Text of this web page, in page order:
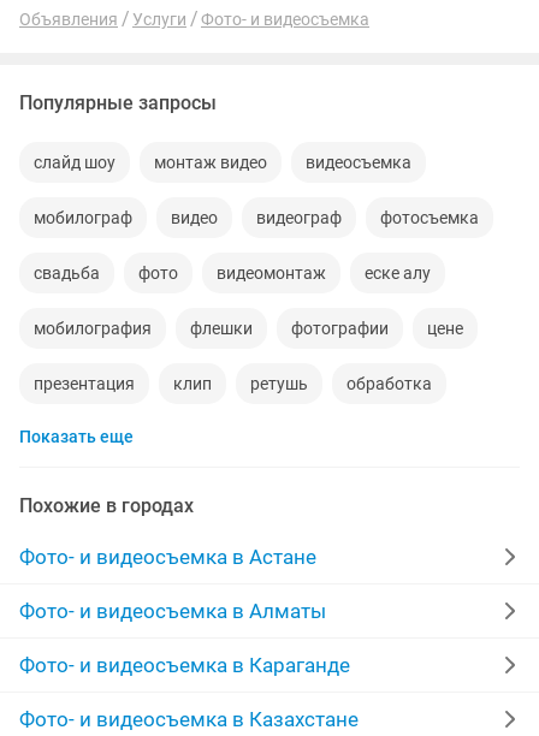
Объявления Услуги Фото- и видеосъемка
Популярные запросы
слайд шоу монтаж видео видеосъемка
мобилограф видео видеограф фотосъемка
свадьба фото видеомонтаж еске алу
мобилография флешки фотографии цене
презентация клип ретушь обработка
фотошоп
ролики фильмы мобилограф для
реставрация фото дрон мобилографа
на не полный love story видеокассеты
распечатки фото видео русский казахский
Показать еще
Похожие в городах
Фото- и видеосъемка в Астане
Фото- и видеосъемка в Алматы
Фото- и видеосъемка в Караганде
Фото- и видеосъемка в Казахстане